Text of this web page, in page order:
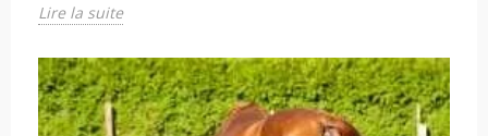
Lire la suite